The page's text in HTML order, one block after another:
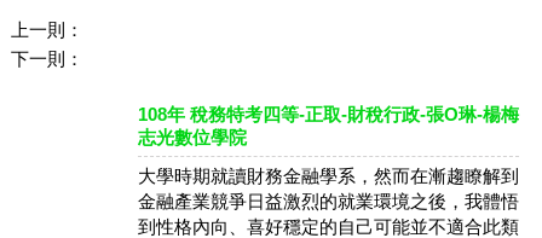
上一則：
下一則：
108年 稅務特考四等-正取-財稅行政-張O琳-楊梅
志光數位學院
大學時期就讀財務金融學系，然而在漸趨瞭解到
金融產業競爭日益激烈的就業環境之後，我體悟
到性格內向、喜好穩定的自己可能並不適合此類